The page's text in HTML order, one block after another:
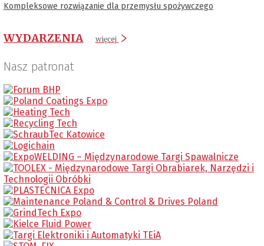
Kompleksowe rozwiązanie dla przemysłu spożywczego
WYDARZENIA więcej
Nasz patronat